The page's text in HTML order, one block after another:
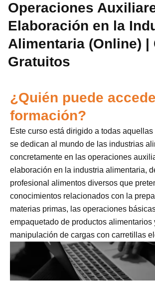
Operaciones
Elaboración en la
Alimentaria (Online) |
Gratuitos
¿Quién puede
formación?
Este curso está dirigido a todas
se dedican al mundo de las industrias
concretamente en las operaciones
elaboración en la industria alimentaria,
profesional alimentos diversos que
conocimientos relacionados con la
materias primas, las operaciones
empaquetado de productos alimentarios
manipulación de cargas con carretillas